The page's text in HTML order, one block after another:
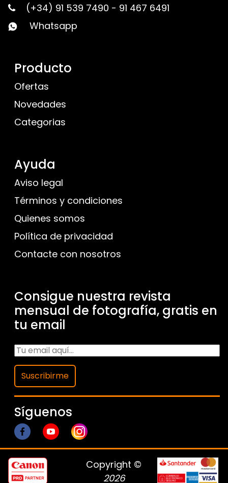
(+34) 91 539 7490 - 91 467 6491
Whatsapp
Producto
Ofertas
Novedades
Categorias
Ayuda
Aviso legal
Términos y condiciones
Quienes somos
Política de privacidad
Contacte con nosotros
Consigue nuestra revista
mensual de fotografía, gratis en
tu email
Suscribirme
Síguenos
Copyright ©
2026